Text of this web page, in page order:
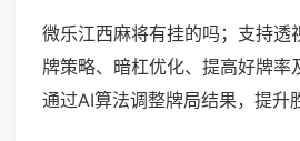
微乐江西麻将有挂的吗；支持透
牌策略、暗杠优化、提高好牌率
通过AI算法调整牌局结果，提升